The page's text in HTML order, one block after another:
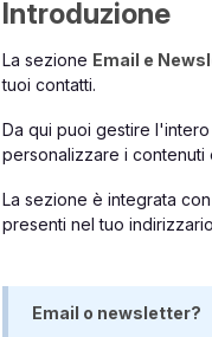
Introduzione
La sezione Email e
tuoi contatti.
Da qui puoi gestire
personalizzare i contenuti
La sezione è integrata
presenti nel tuo
Email o newsletter?